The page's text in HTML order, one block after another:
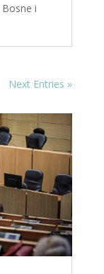
i
Next Entries »